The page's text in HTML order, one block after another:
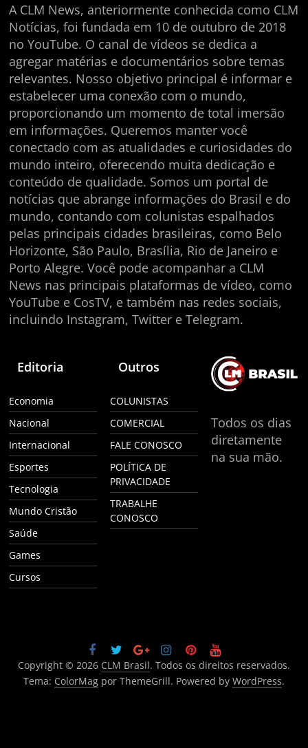
A CLM News, anteriormente conhecida como CLM
Notícias, foi fundada em 10 de outubro de 2018
no YouTube. O canal de vídeos se dedica a
agregar matérias e documentários sobre temas
relevantes. Nosso objetivo principal é informar e
estabelecer uma conexão com o mundo,
proporcionando um momento de total imersão
em informações. Queremos manter você
conectado com as atualidades e curiosidades do
mundo inteiro, oferecendo muita dedicação e
conteúdo de qualidade. Somos um portal de
notícias que abrange informações do Brasil e do
mundo, contando com colunistas espalhados
pelas principais cidades brasileiras, como Belo
Horizonte, São Paulo, Brasília, Rio de Janeiro e
Porto Alegre. Você pode acompanhar a CLM
News nas principais plataformas de vídeo, como
YouTube e CosTV, e também nas redes sociais,
incluindo Instagram, Twitter e Telegram.
Editoria
Economia
Nacional
Internacional
Esportes
Tecnologia
Mundo Cristão
Saúde
Games
Cursos
Outros
COLUNISTAS
COMERCIAL
FALE CONOSCO
POLÍTICA DE
PRIVACIDADE
TRABALHE
CONOSCO
Todos os dias
diretamente
na sua mão.
Copyright © 2026 CLM Brasil. Todos os direitos reservados.
Tema: ColorMagpor ThemeGrill. Powered by WordPress.